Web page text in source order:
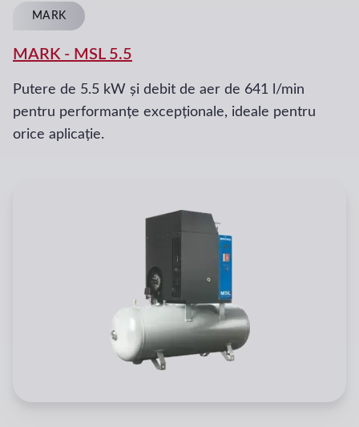
MARK
MARK- MSL 5.5
Putere de 5.5 kW și debit de aer de 641 l/min
pentru performanțe excepționale, ideale pentru
orice aplicație.